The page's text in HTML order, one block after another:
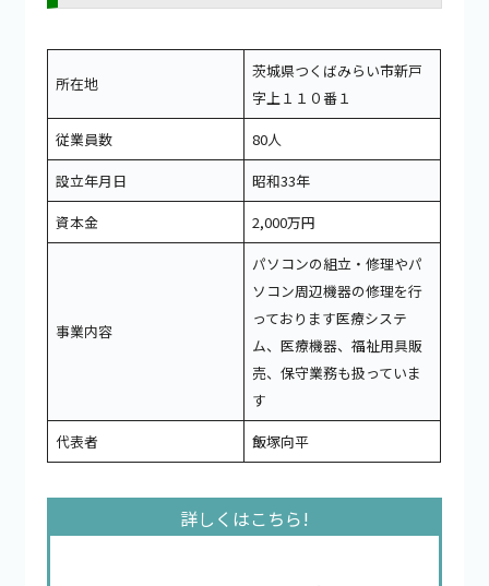
所在地
茨城県つくばみらい市新戸
字上１１０番１
従業員数
80人
設立年月日
昭和33年
資本金
2,000万円
事業内容
パソコンの組立・修理やパ
ソコン周辺機器の修理を行
っております医療システ
ム、医療機器、福祉用具販
売、保守業務も扱っていま
す
代表者
飯塚向平